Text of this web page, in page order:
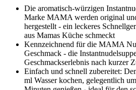
Die aromatisch-würzigen
Marke MAMA werden original
hergestellt - ein leckeres
aus Mamas Küche schmeckt
Kennzeichnend für die MAMA
Geschmack - die
Geschmackserlebnis nach kurzer
Einfach und schnell zubereitet:
ml Wasser kochen, gelegentlich